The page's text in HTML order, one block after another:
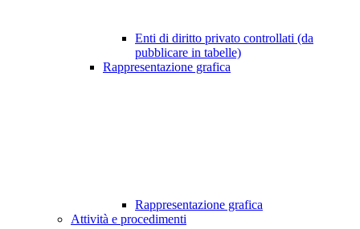
Enti di diritto privato controllati (da
pubblicare in tabelle)
Rappresentazione grafica
Rappresentazione grafica
Attività e procedimenti